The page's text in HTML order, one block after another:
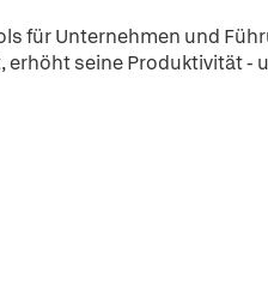
für Unternehmen und
erhöht seine Produktivität -